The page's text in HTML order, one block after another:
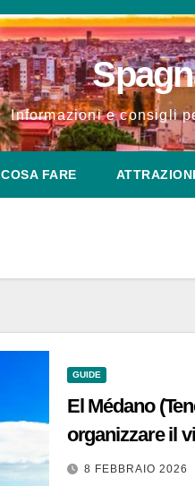
Informazioni e consigli
COSA FARE ATTRAZIONI
GUIDE
El Médano
organizzare il
e natura
8 FEBBRAIO 2026